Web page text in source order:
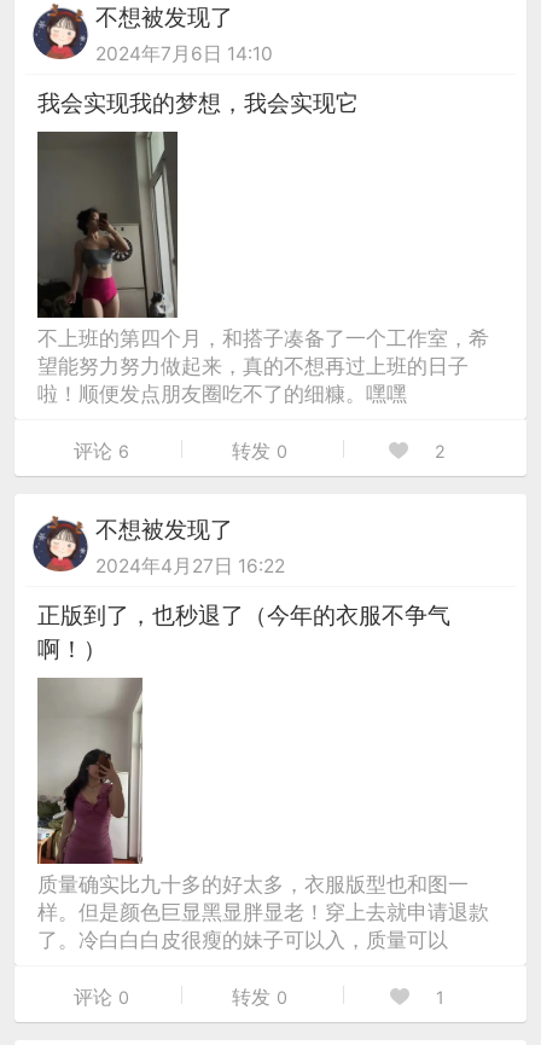
不想被发现了
2024年7月6日 14:10
我会实现我的梦想，我会实现它
不上班的第四个月，和搭子凑备了一个工作室，希
望能努力努力做起来，真的不想再过上班的日子
啦！顺便发点朋友圈吃不了的细糠。嘿嘿
评论 6 转发 0 2
不想被发现了
2024年4月27日 16:22
正版到了，也秒退了（今年的衣服不争气
啊！）
质量确实比九十多的好太多，衣服版型也和图一
样。但是颜色巨显黑显胖显老！穿上去就申请退款
了。冷白白白皮很瘦的妹子可以入，质量可以
评论 0 转发 0 1